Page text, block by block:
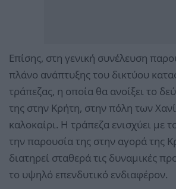
Επίσης, στη γενική συνέλευση
πλάνο ανάπτυξης του δικτύου
τράπεζας, η οποία θα ανοίξει το
της στην Κρήτη, στην πόλη των
καλοκαίρι. Η τράπεζα ενισχύει με
την παρουσία της στην αγορά της
διατηρεί σταθερά τις δυναμικές
το υψηλό επενδυτικό ενδιαφέρον.